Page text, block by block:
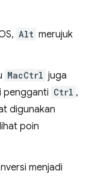
Alt merujuk
MacCtrl juga
pengganti Ctrl ,
digunakan
poin
menjadi